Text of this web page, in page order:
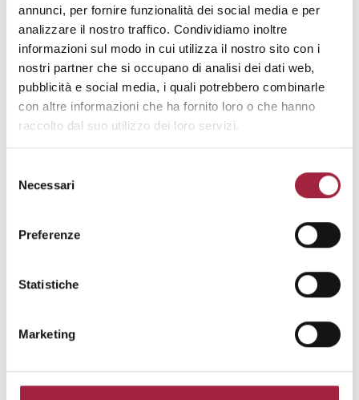
annunci, per fornire funzionalità dei social media e per
analizzare il nostro traffico. Condividiamo inoltre
informazioni sul modo in cui utilizza il nostro sito con i
nostri partner che si occupano di analisi dei dati web,
pubblicità e social media, i quali potrebbero combinarle
con altre informazioni che ha fornito loro o che hanno
raccolto dal suo utilizzo dei loro servizi.
delNecessari
Preferenze
Statistiche
Marketing
The Fair, Proposte